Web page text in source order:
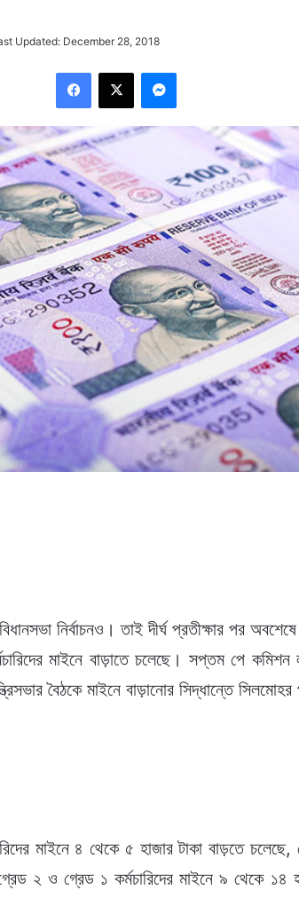
Updated: December 28, 2018
নির্বাচনও। তাই দীর্ঘ প্রতীক্ষার পর
মাইনে বাড়াতে চলেছে। সপ্তম পে
বৈঠকে মাইনে বাড়ানোর সিদ্ধান্তে
মাইনে ৪ থেকে ৫ হাজার টাকা বাড়তে চলেছে,
২ ও গ্রেড ১ কর্মচারিদের মাইনে ৯ থেকে ১৪